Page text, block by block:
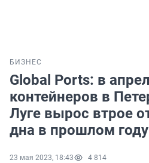
БИЗНЕС
Global Ports: в
контейнеров в
Луге вырос втрое
дна в прошлом году
23 мая 2023, 18:43 4 814